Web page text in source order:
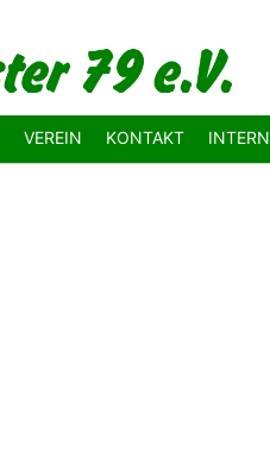
VEREIN KONTAKT INTERN